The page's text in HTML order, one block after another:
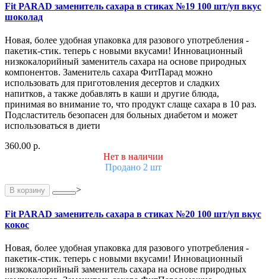
Fit PARAD заменитель сахара в стиках №19 100 шт/уп вкус
шоколад
Новая, более удобная упаковка для разового употребления -
пакетик-стик. теперь с новыми вкусами! Инновационный
низкокалорийный заменитель сахара на основе природных
компонентов. Заменитель сахара ФитПарад можно
использовать для приготовления десертов и сладких
напитков, а также добавлять в каши и другие блюда,
принимая во внимание то, что продукт слаще сахара в 10 раз.
Подсластитель безопасен для больных диабетом и может
использоваться в диети
360.00 р.
Нет в наличии
Продано 2 шт
В корзину >
Fit PARAD заменитель сахара в стиках №20 100 шт/уп вкус
кокос
Новая, более удобная упаковка для разового употребления -
пакетик-стик. теперь с новыми вкусами! Инновационный
низкокалорийный заменитель сахара на основе природных